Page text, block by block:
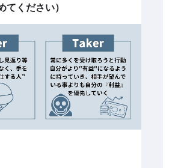
てください）